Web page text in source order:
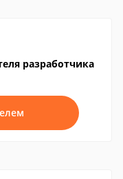
разработчика